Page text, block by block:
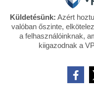
Küldetésünk: Azért
valóban őszinte,
a felhasználóinknak,
kiigazodnak a